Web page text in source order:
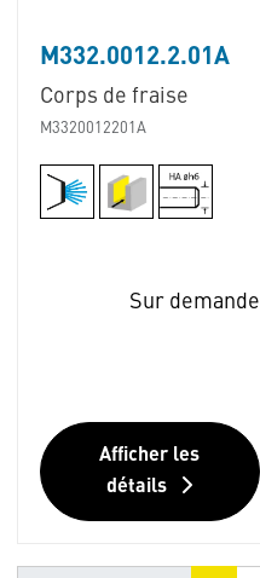
M332.0012.2.01A
Corps de fraise
M3320012201A
Sur demande
Afficher les
détails